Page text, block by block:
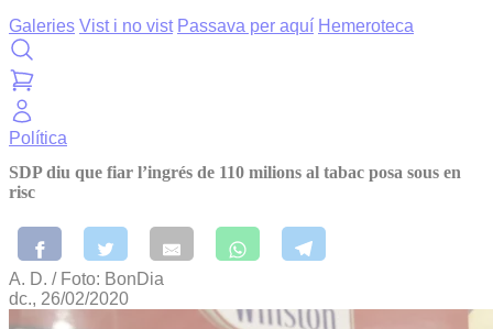
Galeries Vist i no vist Passava per aquí Hemeroteca
Política
SDP diu que fiar l’ingrés de 110 milions al tabac posa sous en
risc
A. D. / Foto: BonDia
dc., 26/02/2020